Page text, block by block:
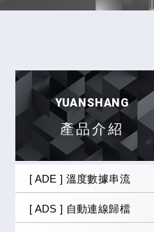
YUANSHANG
產品介紹
[ ADE ] 溫度數據串流
[ ADS ] 自動連線歸檔